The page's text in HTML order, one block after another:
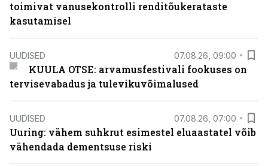
toimivat vanusekontrolli renditõukerataste
kasutamisel
UUDISED 07.08.26, 09:00
KUULA OTSE: arvamusfestivali fookuses on
tervisevabadus ja tulevikuvõimalused
UUDISED 07.08.26, 07:00
Uuring: vähem suhkrut esimestel eluaastatel võib
vähendada dementsuse riski